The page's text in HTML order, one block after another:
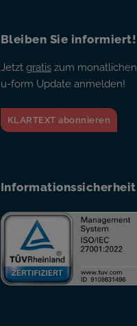
Bleiben Sie informiert!
Jetzt gratiszum monatlichen
u-form Update anmelden!
KLARTEXT abonnieren
Informationssicherheit